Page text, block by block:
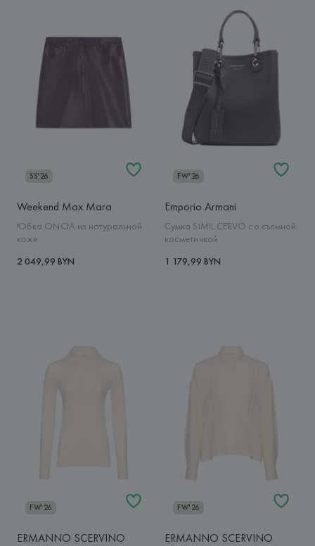
SS'26
Weekend Max Mara
Юбка ONCIA из натуральной
кожи
2 049,99 BYN
FW'26
Emporio Armani
Сумка SIMIL CERVO со съемной
косметичкой
1 179,99 BYN
FW'26
ERMANNO SCERVINO
FW'26
ERMANNO SCERVINO